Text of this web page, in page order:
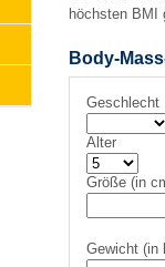
Recht auf
Vorsorge-
Material zu
Broschüren
höchsten BMI
Body-
Geschlecht
Alter
Größe (in
Gewicht (in